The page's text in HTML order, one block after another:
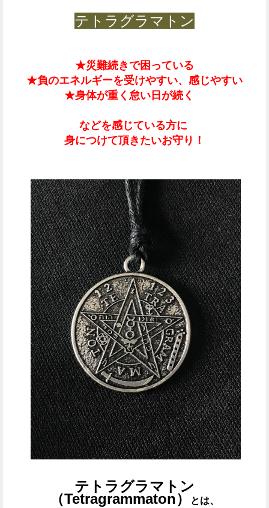
テトラグラマトン
★災難続きで困っている
★負のエネルギーを受けやすい、感じやすい
★身体が重く怠い日が続く
などを感じている方に
身につけて頂きたいお守り！
テトラグラマトン
（Tetragrammaton）
とは、